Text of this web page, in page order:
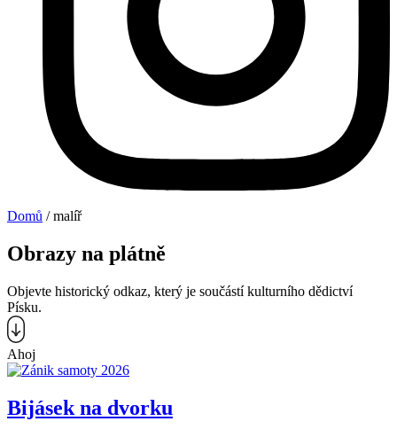
Domů / malíř
Obrazy na plátně
Objevte historický odkaz, který je součástí kulturního dědictví
Písku.
Ahoj
Bijásek na dvorku